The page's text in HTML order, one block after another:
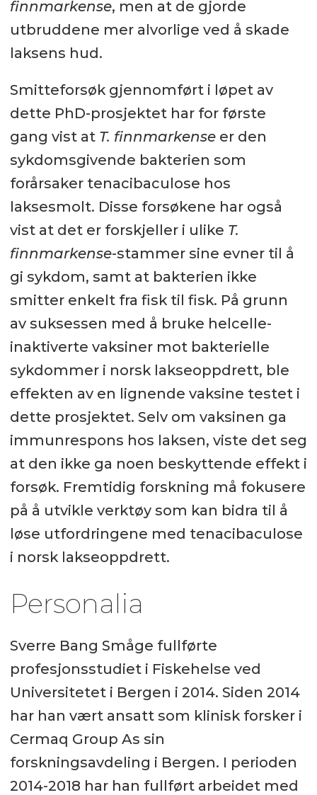
finnmarkense, men at de gjorde
utbruddene mer alvorlige ved å skade
laksens hud.
Smitteforsøk gjennomført i løpet av
dette PhD-prosjektet har for første
gang vist at T. finnmarkense er den
sykdomsgivende bakterien som
forårsaker tenacibaculose hos
laksesmolt. Disse forsøkene har også
vist at det er forskjeller i ulike T.
finnmarkense-stammer sine evner til å
gi sykdom, samt at bakterien ikke
smitter enkelt fra fisk til fisk. På grunn
av suksessen med å bruke helcelle-
inaktiverte vaksiner mot bakterielle
sykdommer i norsk lakseoppdrett, ble
effekten av en lignende vaksine testet i
dette prosjektet. Selv om vaksinen ga
immunrespons hos laksen, viste det seg
at den ikke ga noen beskyttende effekt i
forsøk. Fremtidig forskning må fokusere
på å utvikle verktøy som kan bidra til å
løse utfordringene med tenacibaculose
i norsk lakseoppdrett.
Personalia
Sverre Bang Småge fullførte
profesjonsstudiet i Fiskehelse ved
Universitetet i Bergen i 2014. Siden 2014
har han vært ansatt som klinisk forsker i
Cermaq Group As sin
forskningsavdeling i Bergen. I perioden
2014-2018 har han fullført arbeidet med